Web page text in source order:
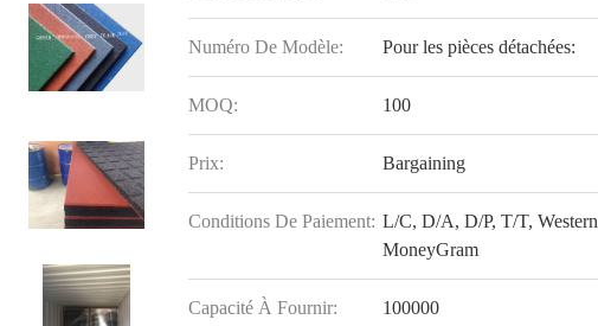
Numéro De Modèle: Pour les pièces détachées:
MOQ: 100
Prix: Bargaining
Conditions De Paiement: L/C, D/A, D/P, T/T,
MoneyGram
Capacité À Fournir: 100000